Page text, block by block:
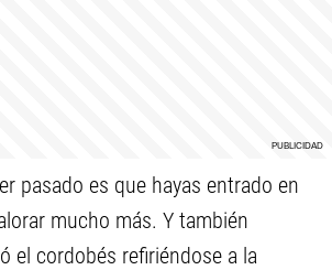
pasado es que hayas entrado en
mucho más. Y también
el cordobés refiriéndose a la